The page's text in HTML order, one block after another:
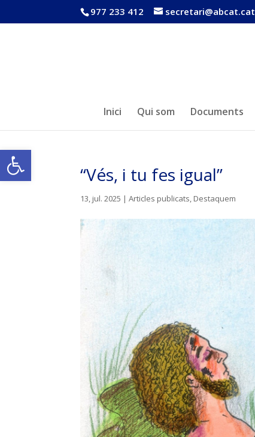
Obre la barra d'eines
977 233 412 secretari@abcat.cat
Inici Qui som Documents
“Vés, i tu fes igual”
13, jul. 2025 |Articles publicats, Destaquem